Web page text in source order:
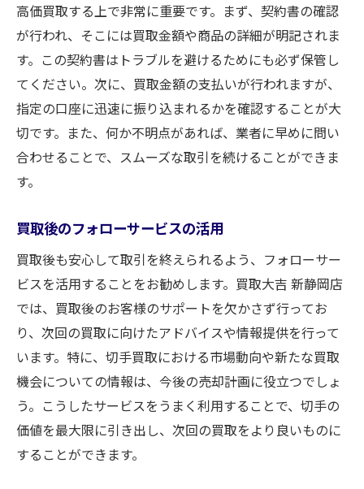
高価買取する上で非常に重要です。まず、契約書の確認
が行われ、そこには買取金額や商品の詳細が明記されま
す。この契約書はトラブルを避けるためにも必ず保管し
てください。次に、買取金額の支払いが行われますが、
指定の口座に迅速に振り込まれるかを確認することが大
切です。また、何か不明点があれば、業者に早めに問い
合わせることで、スムーズな取引を続けることができま
す。
買取後のフォローサービスの活用
買取後も安心して取引を終えられるよう、フォローサー
ビスを活用することをお勧めします。買取大吉 新静岡店
では、買取後のお客様のサポートを欠かさず行ってお
り、次回の買取に向けたアドバイスや情報提供を行って
います。特に、切手買取における市場動向や新たな買取
機会についての情報は、今後の売却計画に役立つでしょ
う。こうしたサービスをうまく利用することで、切手の
価値を最大限に引き出し、次回の買取をより良いものに
することができます。